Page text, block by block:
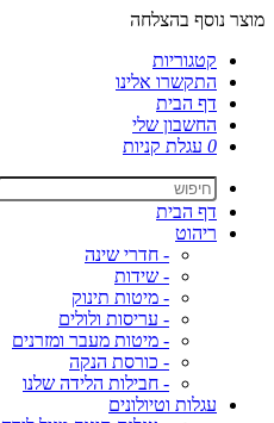
מוצר נוסף בהצלחה
קטגוריות
התקשרו אלינו
דף הבית
החשבון שלי
0 עגלת קניות
דף הבית
ריהוט
- חדרי שינה
- שידות
- מיטות תינוק
- עריסות ולולים
- מיטות מעבר ומזרנים
- כורסת הנקה
- חבילות הלידה שלנו
עגלות וטיולונים